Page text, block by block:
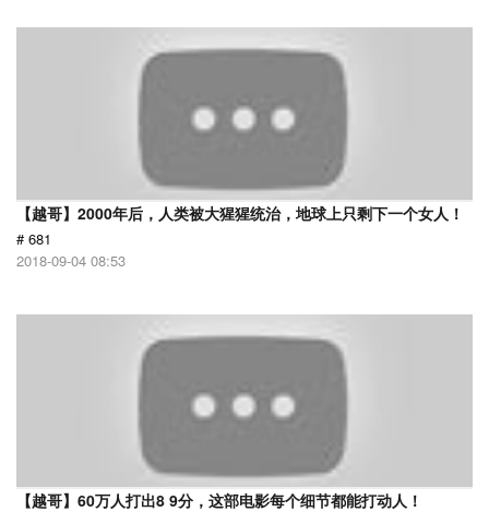
【越哥】2000年后，人类被大猩猩统治，地球上只剩下一个女人！
# 681
2018-09-04 08:53
【越哥】60万人打出8 9分，这部电影每个细节都能打动人！